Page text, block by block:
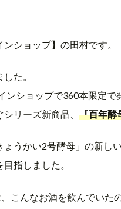
ンショップ】の田村です。
た。
ンショップで360本限定
リーズ新商品、 『百年酵
ょうかい2号酵母」の新し
指しました。
、こんなお酒を飲んでい